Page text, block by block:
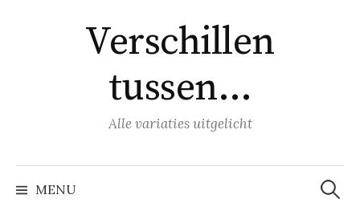
Verschillen
tussen…
Alle variaties uitgelicht
MENU
Zoeken
naar: